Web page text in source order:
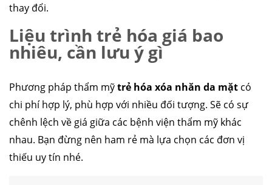
thay đổi.
Liệu trình trẻ hóa giá bao
nhiêu, cần lưu ý gì
Phương pháp thẩm mỹtrẻ hóa xóa nhăn da mặt có
chi phí hợp lý, phù hợp với nhiều đối tượng. Sẽ có sự
chênh lệch về giá giữa các bệnh viện thẩm mỹ khác
nhau. Bạn đừng nên ham rẻ mà lựa chọn các đơn vị
thiếu uy tín nhé.